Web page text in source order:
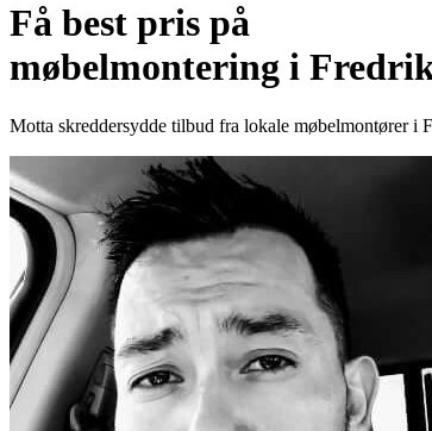
Få best pris på
møbelmontering i
Motta skreddersydde tilbud fra lokale møbelmontører i